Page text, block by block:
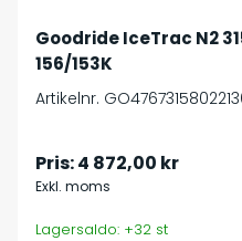
Goodride IceTrac N2
156/153K
Artikelnr.
Pris:4 872,00 kr
Exkl. moms
Lagersaldo: +32 st